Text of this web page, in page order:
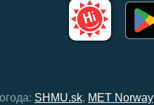
SHMU.sk, MET Norway